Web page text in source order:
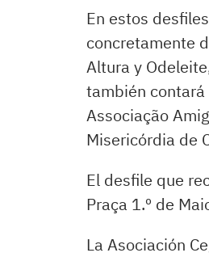
En estos
concretamente
Altura y
también
Associação
Misericórdia de
El desfile que
Praça 1.º de
La Asociación